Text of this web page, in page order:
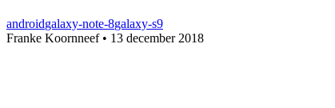
androidgalaxy-note-8galaxy-s9
Franke Koornneef• 13 december 2018